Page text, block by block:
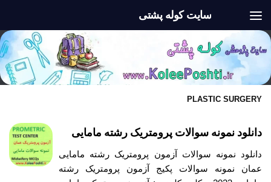
سایت کوله پشتی
PLASTIC SURGERY
دانلود نمونه سوالات پرومتریک رشته مامایی
دانلود نمونه سوالات آزمون پرومتریک رشته مامایی
عمان نمونه سوالات پکیج آزمون پرومتریک رشته